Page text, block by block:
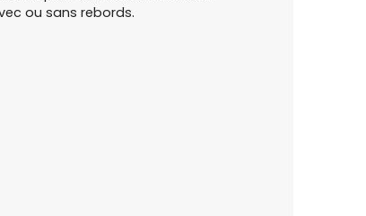
ou sans rebords.